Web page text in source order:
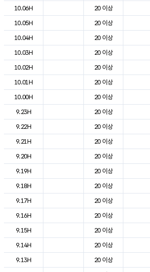
10.06H
20 이상
10.05H
20 이상
10.04H
20 이상
10.03H
20 이상
10.02H
20 이상
10.01H
20 이상
10.00H
20 이상
9.23H
20 이상
9.22H
20 이상
9.21H
20 이상
9.20H
20 이상
9.19H
20 이상
9.18H
20 이상
9.17H
20 이상
9.16H
20 이상
9.15H
20 이상
9.14H
20 이상
9.13H
20 이상